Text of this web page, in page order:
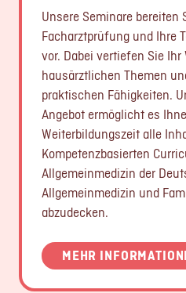
Unsere Seminare bereiten
Facharztprüfung und Ihre
vor. Dabei vertiefen Sie
hausärztlichen Themen
praktischen Fähigkeiten.
Angebot ermöglicht es
Weiterbildungszeit alle
Kompetenzbasierten
Allgemeinmedizin der
Allgemeinmedizin und
abzudecken.
MEHR